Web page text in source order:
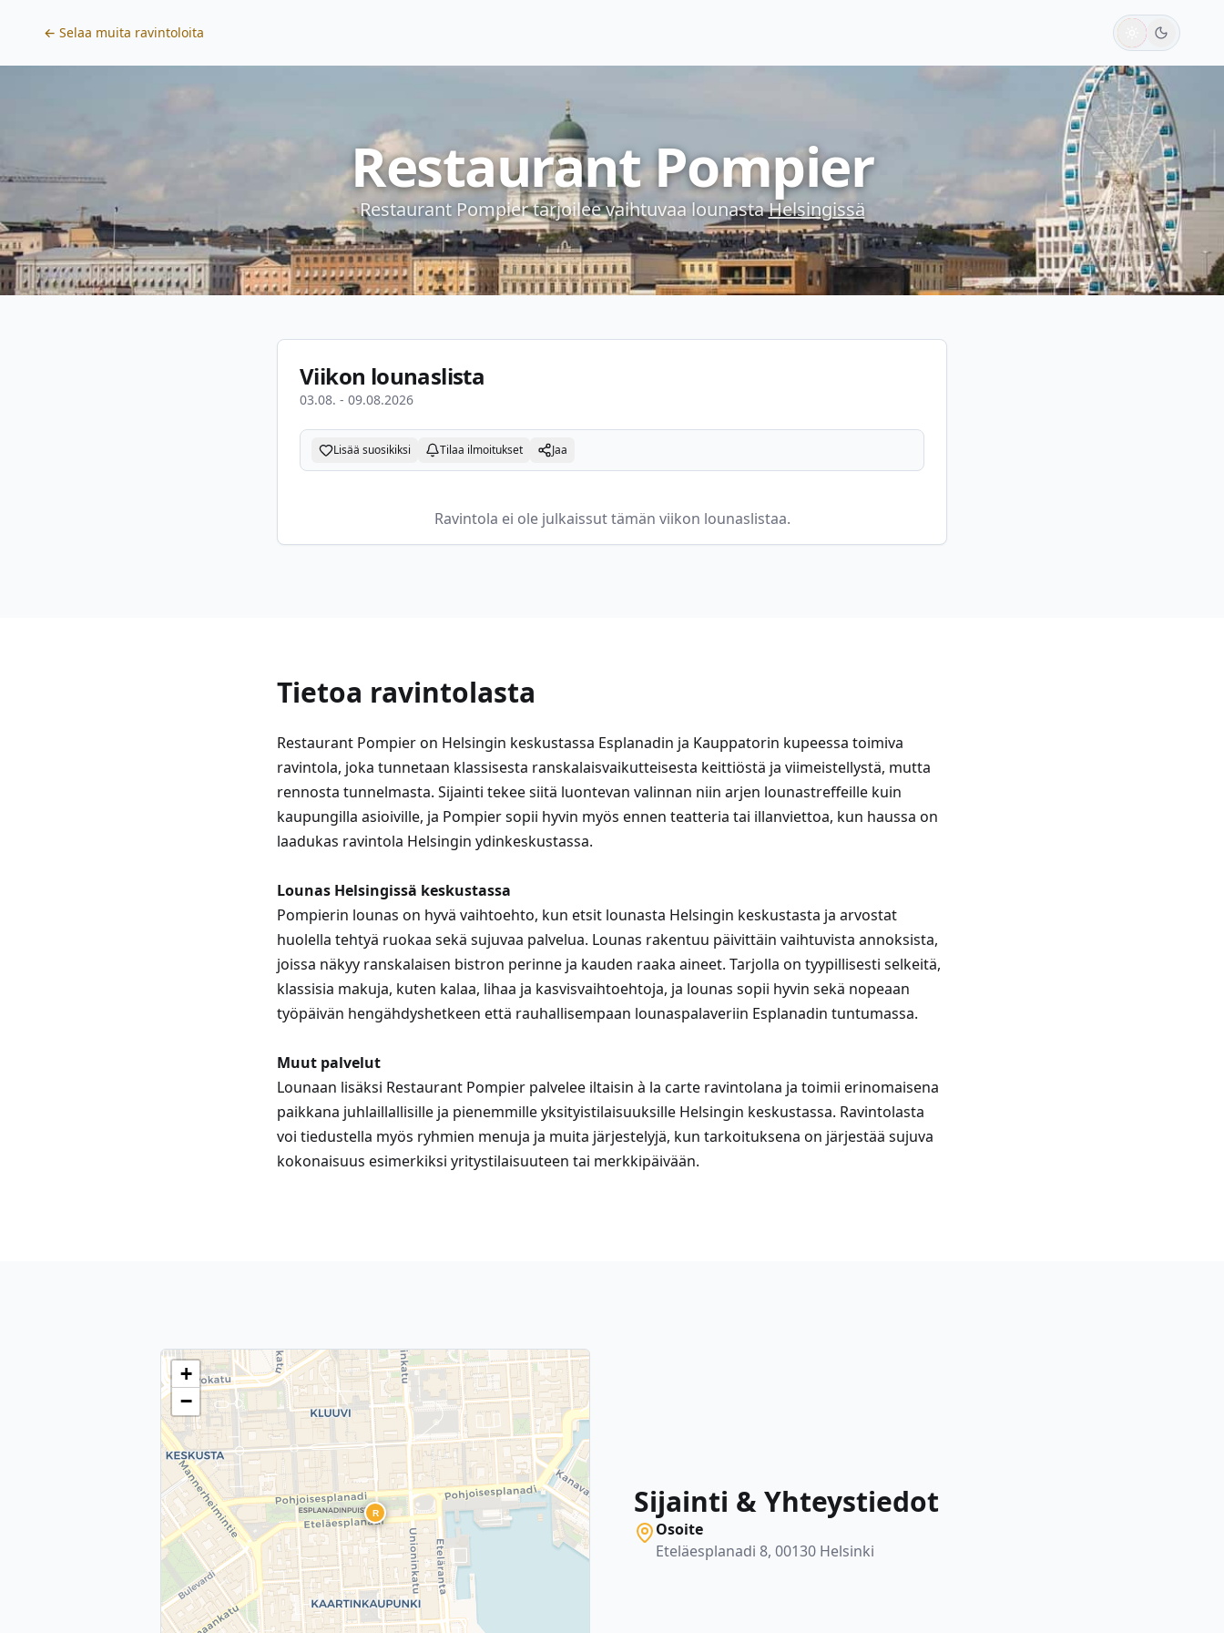
← Selaa muita ravintoloita
Restaurant Pompier
Restaurant Pompiertarjoilee vaihtuvaa lounastaHelsingissä
Viikon lounaslista
03.08. - 09.08.2026
Lisää suosikiksi Tilaa ilmoitukset Jaa
Ravintola ei ole julkaissut tämän viikon lounaslistaa.
Tietoa ravintolasta
Restaurant Pompier on Helsingin keskustassa Esplanadin ja Kauppatorin kupeessa toimiva
ravintola, joka tunnetaan klassisesta ranskalaisvaikutteisesta keittiöstä ja viimeistellystä, mutta
rennosta tunnelmasta. Sijainti tekee siitä luontevan valinnan niin arjen lounastreffeille kuin
kaupungilla asioiville, ja Pompier sopii hyvin myös ennen teatteria tai illanviettoa, kun haussa on
laadukas ravintola Helsingin ydinkeskustassa.
Lounas Helsingissä keskustassa
Pompierin lounas on hyvä vaihtoehto, kun etsit lounasta Helsingin keskustasta ja arvostat
huolella tehtyä ruokaa sekä sujuvaa palvelua. Lounas rakentuu päivittäin vaihtuvista annoksista,
joissa näkyy ranskalaisen bistron perinne ja kauden raaka aineet. Tarjolla on tyypillisesti selkeitä,
klassisia makuja, kuten kalaa, lihaa ja kasvisvaihtoehtoja, ja lounas sopii hyvin sekä nopeaan
työpäivän hengähdyshetkeen että rauhallisempaan lounaspalaveriin Esplanadin tuntumassa.
Muut palvelut
Lounaan lisäksi Restaurant Pompier palvelee iltaisin à la carte ravintolana ja toimii erinomaisena
paikkana juhlaillallisille ja pienemmille yksityistilaisuuksille Helsingin keskustassa. Ravintolasta
voi tiedustella myös ryhmien menuja ja muita järjestelyjä, kun tarkoituksena on järjestää sujuva
kokonaisuus esimerkiksi yritystilaisuuteen tai merkkipäivään.
R
+
−
Sijainti & Yhteystiedot
Osoite
Eteläesplanadi 8, 00130 Helsinki